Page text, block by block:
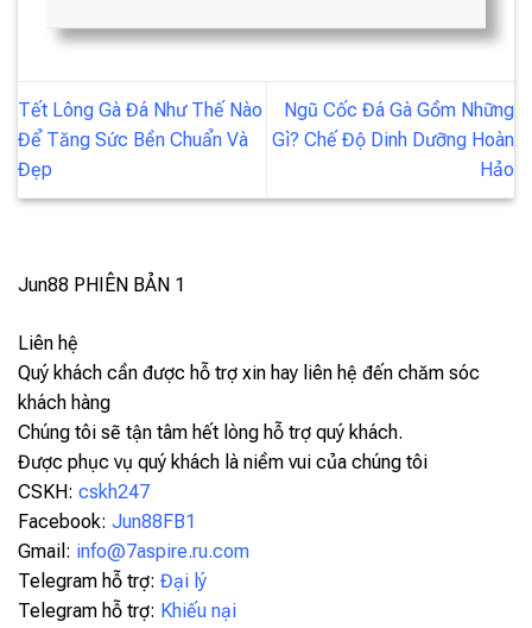
Tết Lông Gà Đá Như Thế Nào
Để Tăng Sức Bền Chuẩn Và
Đẹp
Ngũ Cốc Đá Gà Gồm Những
Gì? Chế Độ Dinh Dưỡng Hoàn
Hảo
Jun88 PHIÊN BẢN 1
Liên hệ
Quý khách cần được hỗ trợ xin hay liên hệ đến chăm sóc
khách hàng
Chúng tôi sẽ tận tâm hết lòng hỗ trợ quý khách.
Được phục vụ quý khách là niềm vui của chúng tôi
CSKH: cskh247
Facebook: Jun88FB1
Gmail: info@7aspire.ru.com
Telegram hỗ trợ: Đại lý
Telegram hỗ trợ: Khiếu nại